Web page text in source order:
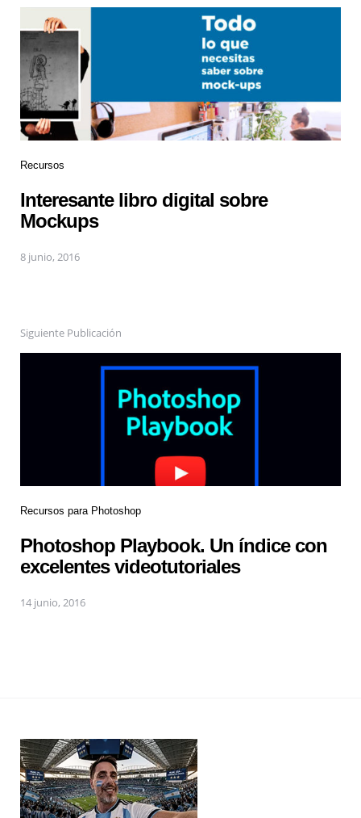
Recursos
Interesante libro digital sobre
Mockups
8 junio, 2016
Siguiente Publicación
Recursos para Photoshop
Photoshop Playbook. Un índice con
excelentes videotutoriales
14 junio, 2016